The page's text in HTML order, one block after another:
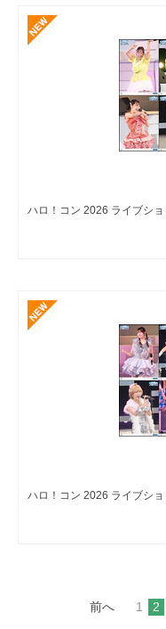
ハロ！コン 2026 ライブシ
ハロ！コン 2026 ライブシ
前へ 1 2